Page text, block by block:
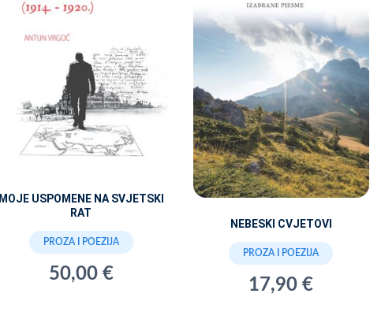
MOJE USPOMENE NA SVJETSKI
RAT
PROZA I POEZIJA
50,00 €
NEBESKI CVJETOVI
PROZA I POEZIJA
17,90 €